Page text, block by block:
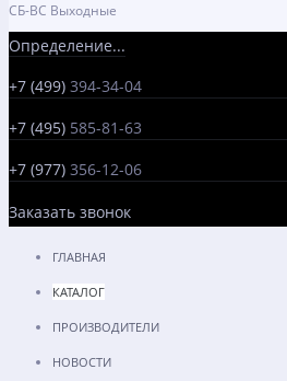
СБ-ВС Выходные
Определение...
+7 (499) 394-34-04
+7 (495) 585-81-63
+7 (977) 356-12-06
Заказать звонок
ГЛАВНАЯ
КАТАЛОГ
ПРОИЗВОДИТЕЛИ
НОВОСТИ